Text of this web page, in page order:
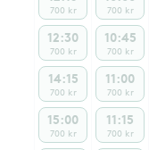
700 kr
12:30
700 kr
14:15
700 kr
15:00
700 kr
700 kr
10:45
700 kr
11:00
700 kr
11:15
700 kr